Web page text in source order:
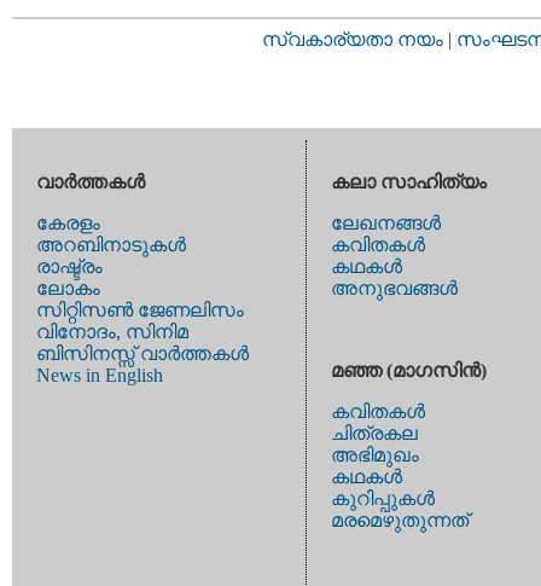
സ്വകാര്യതാ നയം |
വാര്‍ത്തകള്‍
കേരളം
അറബിനാടുകള്‍
രാഷ്ട്രം
ലോകം
സിറ്റിസണ്‍ ജേണലിസം
വിനോദം, സിനിമ
ബിസിനസ്സ് വാര്‍ത്തകള്‍
News in English
കലാ സാഹിത്യം
ലേഖനങ്ങള്‍
കവിതകള്‍
കഥകള്‍
അനുഭവങ്ങള്‍
മഞ്ഞ (മാഗസിന്‍)
കവിതകള്‍
ചിത്രകല
അഭിമുഖം
കഥകള്‍
കുറിപ്പുകള്‍
മരമെഴുതുന്നത്